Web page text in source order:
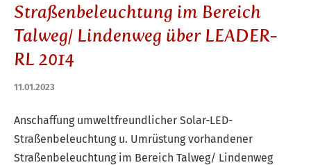
Straßenbeleuchtung im Bereich
Talweg/ Lindenweg über LEADER-
RL 2014
11.01.2023
Anschaffung umweltfreundlicher Solar-LED-
Straßenbeleuchtung u. Umrüstung vorhandener
Straßenbeleuchtung im Bereich Talweg/ Lindenweg